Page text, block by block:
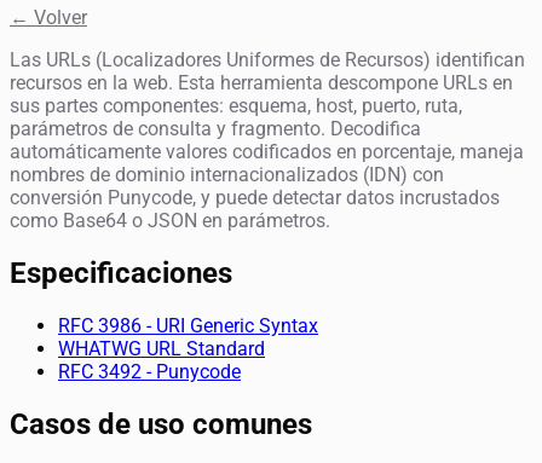
← Volver
Las URLs (Localizadores Uniformes de Recursos) identifican
recursos en la web. Esta herramienta descompone URLs en
sus partes componentes: esquema, host, puerto, ruta,
parámetros de consulta y fragmento. Decodifica
automáticamente valores codificados en porcentaje, maneja
nombres de dominio internacionalizados (IDN) con
conversión Punycode, y puede detectar datos incrustados
como Base64 o JSON en parámetros.
Especificaciones
RFC 3986 - URI Generic Syntax
WHATWG URL Standard
RFC 3492 - Punycode
Casos de uso comunes